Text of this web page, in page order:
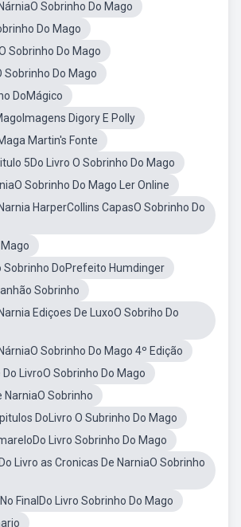
Sobrinho Do Mago
Do Mago
Sobrinho Do Mago
Sobrinho Do Mago
DoMágico
Digory E Polly
Martin's Fonte
5Do Livro O Sobrinho Do Mago
Sobrinho Do Mago Ler Online
HarperCollins CapasO Sobrinho Do
Mago
Sobrinho DoPrefeito Humdinger
Sobrinho
Ediçoes De LuxoO Sobriho Do
Sobrinho Do Mago 4º Edição
LivroO Sobrinho Do Mago
NarniaO Sobrinho
DoLivro O Subrinho Do Mago
Livro Sobrinho Do Mago
Livro as Cronicas De NarniaO Sobrinho
FinalDo Livro Sobrinho Do Mago